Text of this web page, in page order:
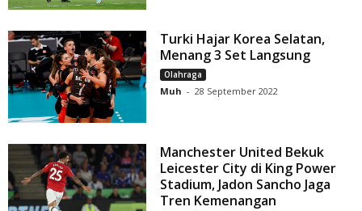
Turki Hajar Korea Selatan,
Menang 3 Set Langsung
Olahraga
Muh - 28 September 2022
Manchester United Bekuk
Leicester City di King Power
Stadium, Jadon Sancho Jaga
Tren Kemenangan